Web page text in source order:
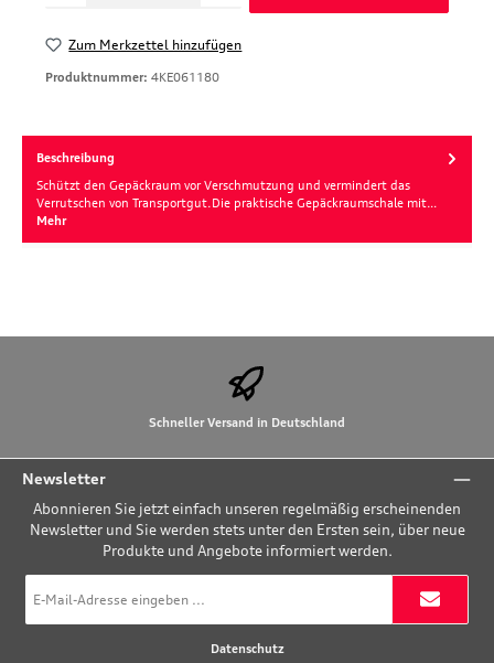
Zum Merkzettel hinzufügen
Produktnummer: 4KE061180
Beschreibung
Schützt den Gepäckraum vor Verschmutzung und vermindert das
Verrutschen von Transportgut.Die praktische Gepäckraumschale mit…
Mehr
Schneller Versand in Deutschland
Newsletter
Abonnieren Sie jetzt einfach unseren regelmäßig erscheinenden
Newsletter und Sie werden stets unter den Ersten sein, über neue
Produkte und Angebote informiert werden.
Mail-
Adresse
Datenschutz